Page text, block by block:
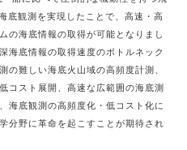
底観測を実現したことで、高速・高
の海底情報の取得が可能となりまし
海底情報の取得速度のボトルネック
の難しい海底火山域の高頻度計測、
コスト展開、高速な広範囲の海底測
海底観測の高頻度化・低コスト化に
分野に革命を起こすことが期待され